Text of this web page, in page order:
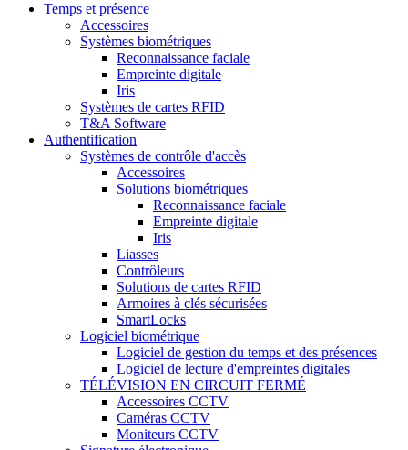
Temps et présence
Accessoires
Systèmes biométriques
Reconnaissance faciale
Empreinte digitale
Iris
Systèmes de cartes RFID
T&A Software
Authentification
Systèmes de contrôle d'accès
Accessoires
Solutions biométriques
Reconnaissance faciale
Empreinte digitale
Iris
Liasses
Contrôleurs
Solutions de cartes RFID
Armoires à clés sécurisées
SmartLocks
Logiciel biométrique
Logiciel de gestion du temps et des présences
Logiciel de lecture d'empreintes digitales
TÉLÉVISION EN CIRCUIT FERMÉ
Accessoires CCTV
Caméras CCTV
Moniteurs CCTV